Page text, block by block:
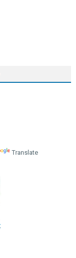
Translate